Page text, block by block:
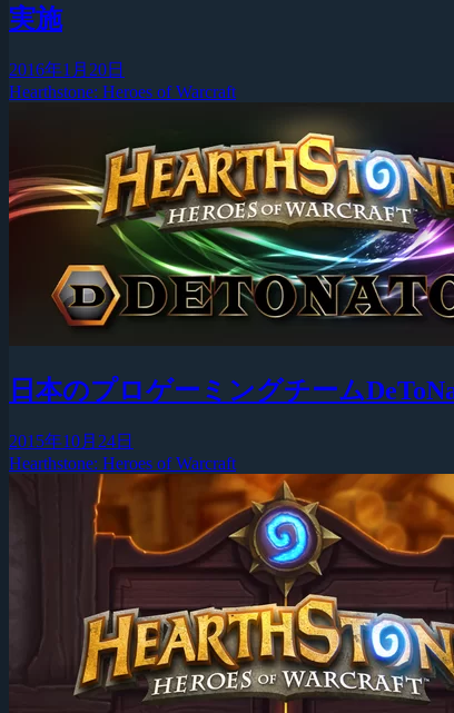
実施
2016年1月20日
Hearthstone: Heroes of Warcraft
日本のプロゲーミングチーム
2015年10月24日
Hearthstone: Heroes of Warcraft